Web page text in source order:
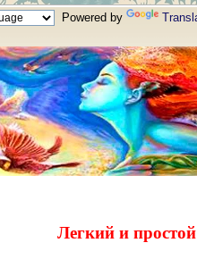
Powered by
Легкий и